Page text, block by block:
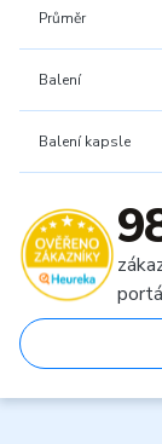
Průměr
Balení
Balení kapsle